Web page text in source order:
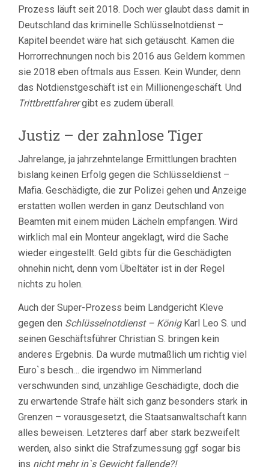
Prozess läuft seit 2018. Doch wer glaubt dass damit in
Deutschland das kriminelle Schlüsselnotdienst –
Kapitel beendet wäre hat sich getäuscht. Kamen die
Horrorrechnungen noch bis 2016 aus Geldern kommen
sie 2018 eben oftmals aus Essen. Kein Wunder, denn
das Notdienstgeschäft ist ein Millionengeschäft. Und
Trittbrettfahrergibt es zudem überall.
Justiz – der zahnlose Tiger
Jahrelange, ja jahrzehntelange Ermittlungen brachten
bislang keinen Erfolg gegen die Schlüsseldienst –
Mafia. Geschädigte, die zur Polizei gehen und Anzeige
erstatten wollen werden in ganz Deutschland von
Beamten mit einem müden Lächeln empfangen. Wird
wirklich mal ein Monteur angeklagt, wird die Sache
wieder eingestellt. Geld gibts für die Geschädigten
ohnehin nicht, denn vom Übeltäter ist in der Regel
nichts zu holen.
Auch der Super-Prozess beim Landgericht Kleve
gegen den Schlüsselnotdienst – KönigKarl Leo S. und
seinen Geschäftsführer Christian S. bringen kein
anderes Ergebnis. Da wurde mutmaßlich um richtig viel
Euro`s besch… die irgendwo im Nimmerland
verschwunden sind, unzählige Geschädigte, doch die
zu erwartende Strafe hält sich ganz besonders stark in
Grenzen – vorausgesetzt, die Staatsanwaltschaft kann
alles beweisen. Letzteres darf aber stark bezweifelt
werden, also sinkt die Strafzumessung ggf sogar bis
ins nicht mehr in`s Gewicht fallende?!